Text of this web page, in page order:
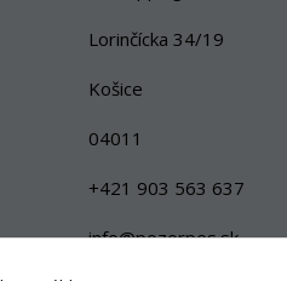
Lorinčícka 34/19
Košice
04011
+421 903 563 637
info@pozorpes.sk